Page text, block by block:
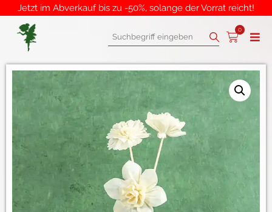
Jetzt im Abverkauf bis zu -50%, solange der Vorrat reicht!
0